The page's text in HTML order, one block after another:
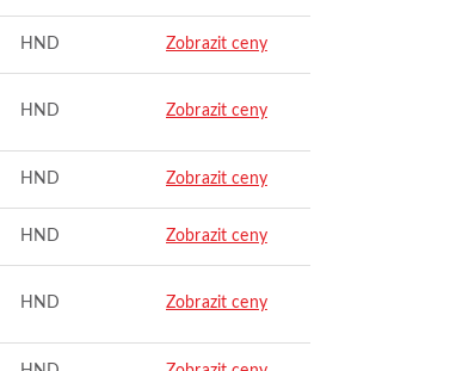
HND Zobrazit ceny
HND Zobrazit ceny
HND Zobrazit ceny
HND Zobrazit ceny
HND Zobrazit ceny